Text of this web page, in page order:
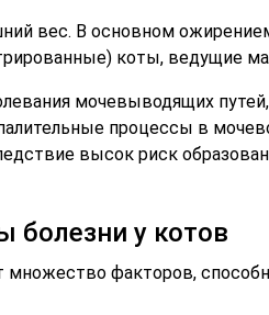
вес. В основном
коты, ведущие
мочевыводящих
процессы в
высок риск
болезни у котов
множество факторов,